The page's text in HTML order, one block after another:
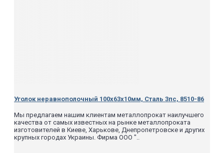
Уголок неравнополочный 100х63х10мм, Сталь 3пс, 8510-86
Мы предлагаем нашим клиентам металлопрокат наилучшего
качества от самых известных на рынке металлопроката
изготовителей в Киеве, Харькове, Днепропетровске и других
крупных городах Украины. Фирма ООО "..